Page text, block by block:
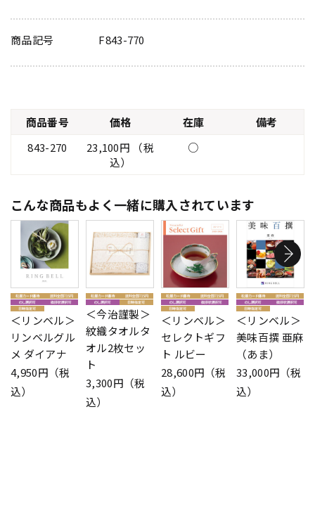
商品記号 F843-770
商品番号 価格 在庫
備考
843-270
23,100円 （税
込）
○
こんな商品もよく一緒に購入されています
＜リンベル＞
リンベルグル
メ ダイアナ
4,950円（税
込）
＜今治謹製＞
紋織タオルタ
オル2枚セッ
ト
3,300円（税
込）
＜リンベル＞
セレクトギフ
ト ルビー
28,600円（税
込）
＜リンベル＞
美味百撰 亜麻
（あま）
33,000円（税
込）